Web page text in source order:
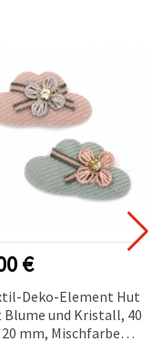
€
Deko-Element Hut
und Kristall, 40
20 mm, Mischfarben